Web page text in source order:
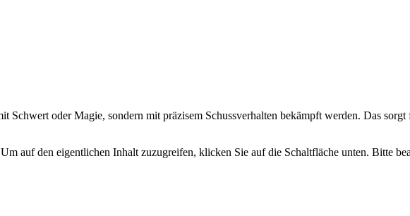
Schwert oder Magie, sondern mit präzisem Schussverhalten bekämpft werden. Das
auf den eigentlichen Inhalt zuzugreifen, klicken Sie auf die Schaltfläche unten. Bitte